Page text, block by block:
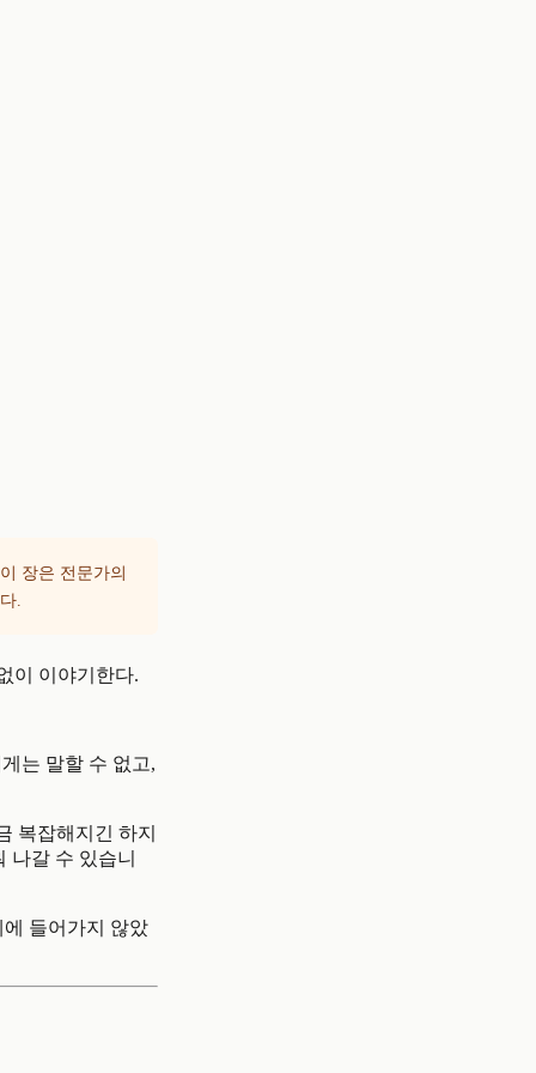
장은 전문가의
.
이 이야기한다.
는 말할 수 없고,
복잡해지긴 하지
나갈 수 있습니
들어가지 않았